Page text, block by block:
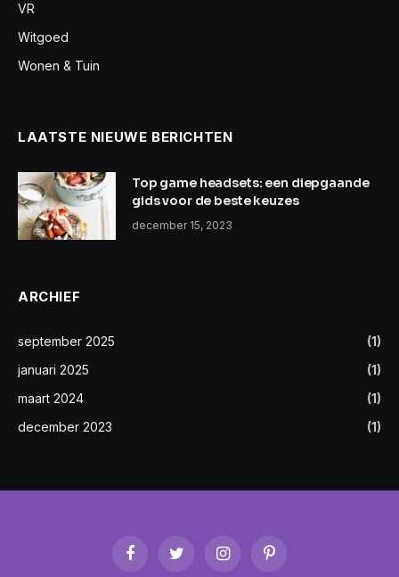
VR
Witgoed
Wonen & Tuin
LAATSTE NIEUWE BERICHTEN
Top game headsets: een diepgaande
gids voor de beste keuzes
december 15, 2023
ARCHIEF
september 2025
(1)
januari 2025
(1)
maart 2024
(1)
december 2023
(1)
FacebookTwitter InstagramPinterest